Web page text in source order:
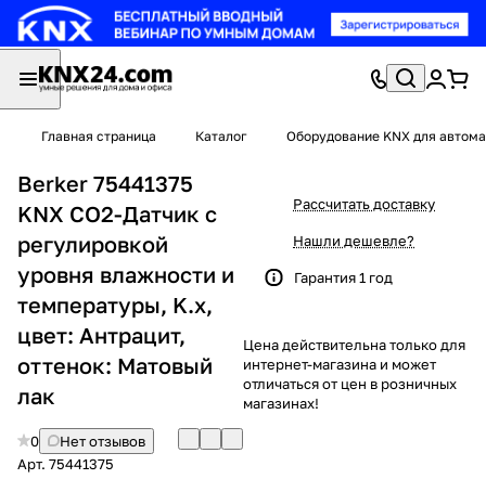
Главная страница Каталог Оборудование KNX для
Berker 75441375
KNX CO2-Датчик с
регулировкой
уровня влажности и
температуры, K.x,
цвет: Антрацит,
оттенок: Матовый
лак
0
Нет отзывов
Арт. 75441375
Рассчитать доставку
Нашли дешевле?
Гарантия 1 год
Цена действительна только для
интернет-магазина и может
отличаться от цен в розничных
магазинах!